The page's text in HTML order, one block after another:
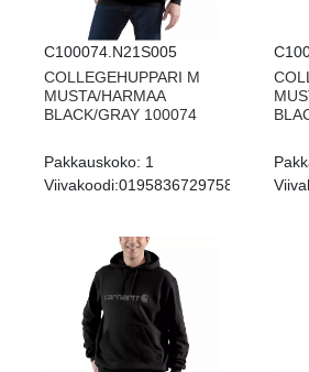
C100074.N21S005
COLLEGEHUPPARI M
MUSTA/HARMAA
BLACK/GRAY 100074
Pakkauskoko: 1
Viivakoodi:0195836729758